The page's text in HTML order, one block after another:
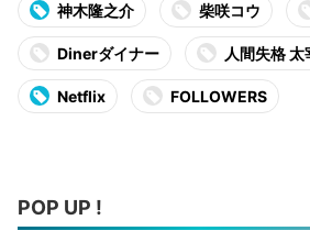
神木隆之介 柴咲コウ
Dinerダイナー 人間失格
Netflix FOLLOWERS
POP UP !